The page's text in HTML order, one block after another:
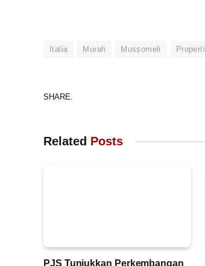
Italia Murah Mussomeli Properti
SHARE.
Related Posts
PJS Tunjukkan Perkembangan